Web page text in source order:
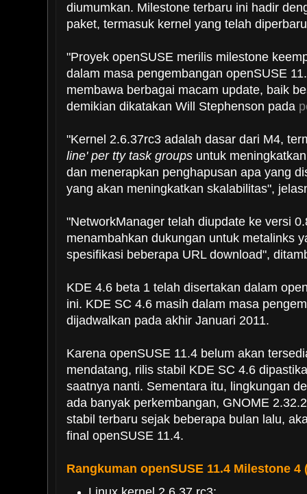
diumumkan. Milestone terbaru ini hadir
paket, termasuk kernel yang telah
"Proyek openSUSE merilis milestone
dalam masa pengembangan openSUSE
membawa berbagai macam update, baik
demikian dikatakan Will Stephenson pada
"Kernel 2.6.37rc3 adalah dasar dari M4,
line' per tty task groups untuk
dan menerapkan penghapusan apa yang
yang akan meningkatkan skalabilitas",
"NetworkManager telah diupdate ke versi
menambahkan dukungan untuk metalinks
spesifikasi beberapa URL download",
KDE 4.6 beta 1 telah disertakan dalam
ini. KDE SC 4.6 masih dalam masa
dijadwalkan pada akhir Januari 2011.
Karena openSUSE 11.4 belum akan
mendatang, rilis stabil KDE SC 4.6
saatnya nanti. Sementara itu, lingkungan
ada banyak perkembangan, GNOME
stabil terbaru sejak beberapa bulan lalu,
final openSUSE 11.4.
Rangkuman openSUSE 11.4 Milestone 4